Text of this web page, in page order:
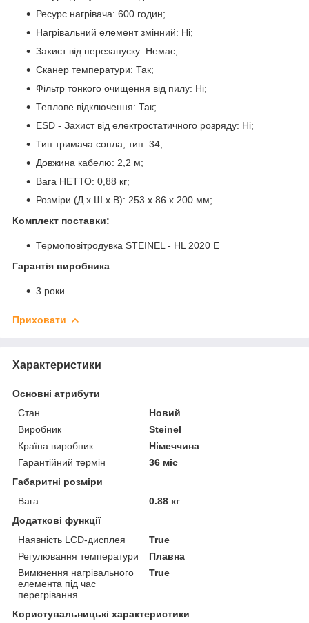
Ресурс нагрівача: 600 годин;
Нагрівальний елемент змінний: Ні;
Захист від перезапуску: Немає;
Сканер температури: Так;
Фільтр тонкого очищення від пилу: Ні;
Теплове відключення: Так;
ESD - Захист від електростатичного розряду: Ні;
Тип тримача сопла, тип: 34;
Довжина кабелю: 2,2 м;
Вага НЕТТО: 0,88 кг;
Розміри (Д х Ш х В): 253 x 86 x 200 мм;
Комплект поставки:
Термоповітродувка STEINEL - HL 2020 E
Гарантія виробника
3 роки
Приховати
Характеристики
Основні атрибути
Стан
Новий
Виробник
Steinel
Країна виробник
Німеччина
Гарантійний термін
36 міс
Габаритні розміри
Вага
0.88 кг
Додаткові функції
Наявність LCD-дисплея
True
Регулювання температури
Плавна
Вимкнення нагрівального
елемента під час
перегрівання
True
Користувальницькі характеристики